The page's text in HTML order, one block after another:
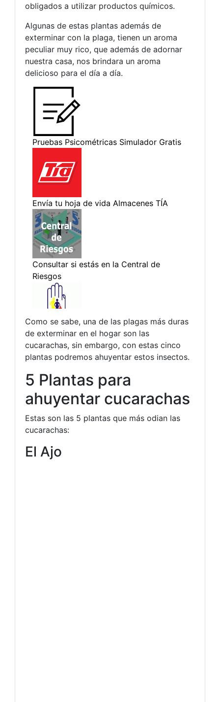
obligados a utilizar productos químicos.
Algunas de estas plantas además de
exterminar con la plaga, tienen un aroma
peculiar muy rico, que además de adornar
nuestra casa, nos brindara un aroma
delicioso para el día a día.
Como se sabe, una de las plagas más duras
de exterminar en el hogar son las
cucarachas, sin embargo, con estas cinco
plantas podremos ahuyentar estos insectos.
5 Plantas para
ahuyentar cucarachas
Estas son las 5 plantas que más odian las
cucarachas:
El Ajo